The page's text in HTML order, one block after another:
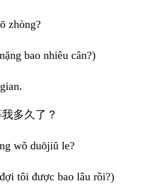
zhòng?
bao nhiêu cân?)
多久了？
wǒ duōjiǔ le?
tôi được bao lâu rồi?)